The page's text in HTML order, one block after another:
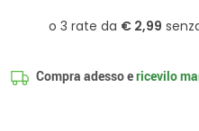
Compra adesso ericevilo